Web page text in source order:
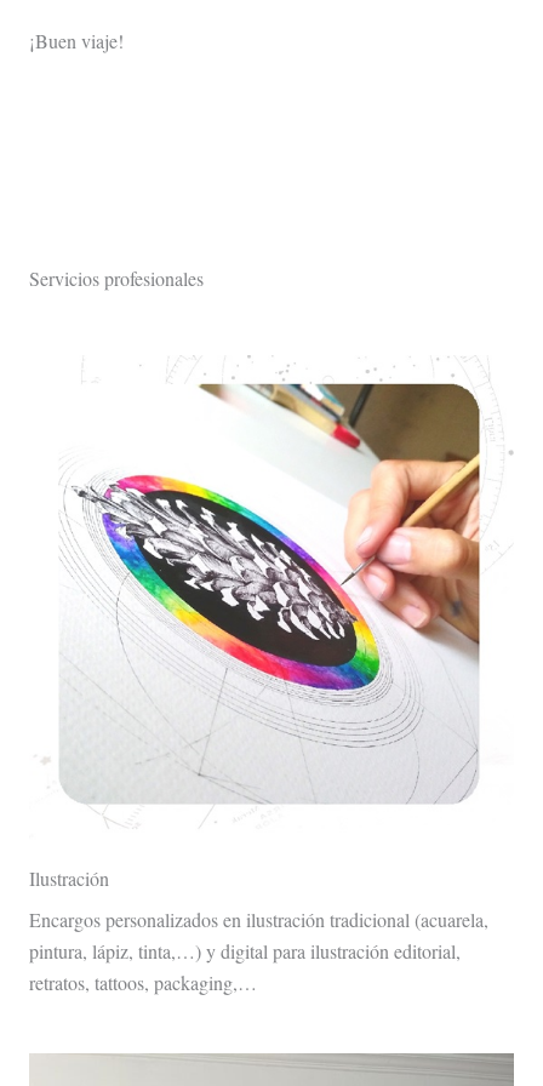
¡Buen viaje!
Servicios profesionales
Ilustración
Encargos personalizados en ilustración tradicional (acuarela,
pintura, lápiz, tinta,…) y digital para ilustración editorial,
retratos, tattoos, packaging,…